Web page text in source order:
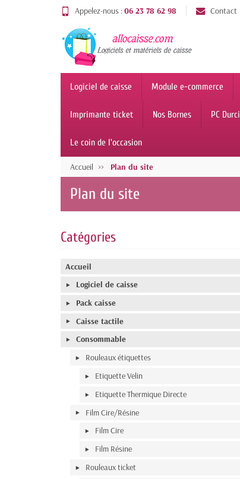
Appelez-nous :06 23 78 62 98 Contact
Logiciel de caisse Module e-commerce
Imprimante ticket Nos Bornes PC Durci
Le coin de l'occasion
Accueil Plan du site
Plan du site
Catégories
Accueil
Logiciel de caisse
Pack caisse
Caisse tactile
Consommable
Rouleaux étiquettes
Etiquette Velin
Etiquette Thermique Directe
Film Cire/Résine
Film Cire
Film Résine
Rouleaux ticket